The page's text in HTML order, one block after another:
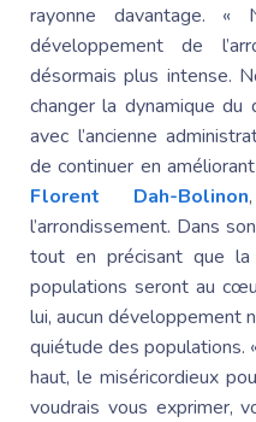
rayonne davantage. «
développement de
désormais plus intense.
changer la dynamique
avec l’ancienne
de continuer en
Florent Dah-Bolinon
l’arrondissement. Dans
tout en précisant que
populations seront au
lui, aucun développement
quiétude des populations.
haut, le miséricordieux
voudrais vous exprimer,